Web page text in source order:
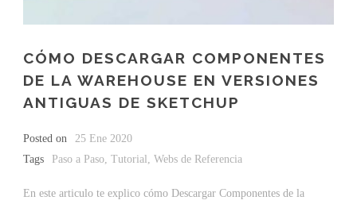
CÓMO DESCARGAR COMPONENTES
DE LA WAREHOUSE EN VERSIONES
ANTIGUAS DE SKETCHUP
Posted on
25 Ene 2020
Tags
Paso a Paso Tutorial Webs de Referencia
En este articulo te explico cómo Descargar Componentes de la